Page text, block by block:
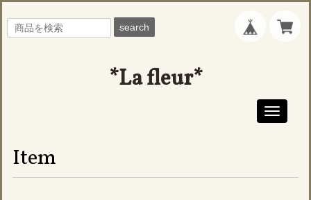
search
*La fleur*
Toggle
Item